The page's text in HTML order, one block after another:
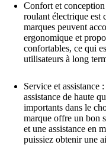
Confort et
roulant électrique est
marques peuvent
ergonomique et
confortables, ce qui
utilisateurs à long
Service et assistance
assistance de haute
importants dans le
marque offre un bon
et une assistance en
puissiez obtenir une